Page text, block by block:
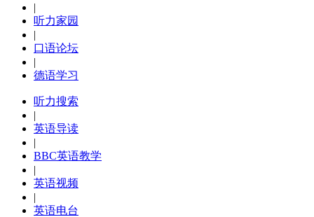
|
听力家园
|
口语论坛
|
德语学习
听力搜索
|
英语导读
|
BBC英语教学
|
英语视频
|
英语电台